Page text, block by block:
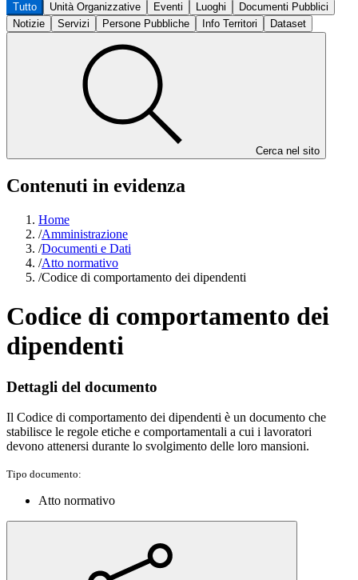
Tutto Unità Organizzative Eventi Luoghi
Documenti Pubblici
Notizie
Servizi Persone Pubbliche Info Territori Dataset
Cerca nel sito
Contenuti in evidenza
Home
/Amministrazione
/Documenti e Dati
/Atto normativo
/Codice di comportamento dei dipendenti
Codice di comportamento dei
dipendenti
Dettagli del documento
Il Codice di comportamento dei dipendenti è un documento che
stabilisce le regole etiche e comportamentali a cui i lavoratori
devono attenersi durante lo svolgimento delle loro mansioni.
Tipo documento:
Atto normativo